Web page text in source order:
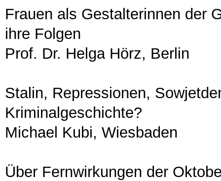
Frauen als Gestalterinnen der
ihre Folgen
Prof. Dr. Helga Hörz, Berlin
Stalin, Repressionen,
Kriminalgeschichte?
Michael Kubi, Wiesbaden
Über Fernwirkungen der